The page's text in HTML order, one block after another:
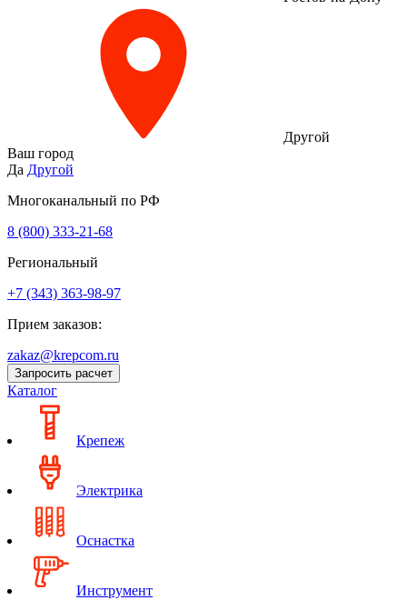
Другой
Ваш город
Да Другой
Многоканальный по РФ
8 (800) 333‑21-68
Региональный
+7 (343) 363-98-97
Прием заказов:
zakaz@krepcom.ru
Запросить расчет
Каталог
Крепеж
Электрика
Оснастка
Инструмент